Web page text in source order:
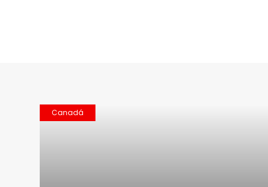
Canadá